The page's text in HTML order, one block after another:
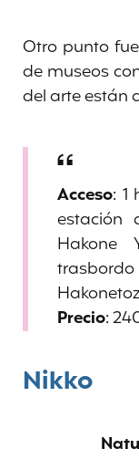
Otro punto
de museos
del arte están
Acceso: 1
estación
Hakone
Precio:
Nikko